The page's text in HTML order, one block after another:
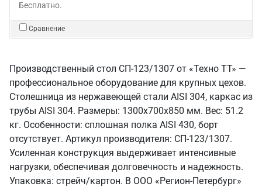
Бесплатно.
Сравнение
Производственный стол СП-123/1307 от «Техно ТТ» —
профессиональное оборудование для крупных цехов.
Столешница из нержавеющей стали AISI 304, каркас из
трубы AISI 304. Размеры: 1300x700x850 мм. Вес: 51.2
кг. Особенности: сплошная полка AISI 430, борт
отсутствует. Артикул производителя: СП-123/1307.
Усиленная конструкция выдерживает интенсивные
нагрузки, обеспечивая долговечность и надежность.
Упаковка: стрейч/картон. В ООО «Регион-Петербург»